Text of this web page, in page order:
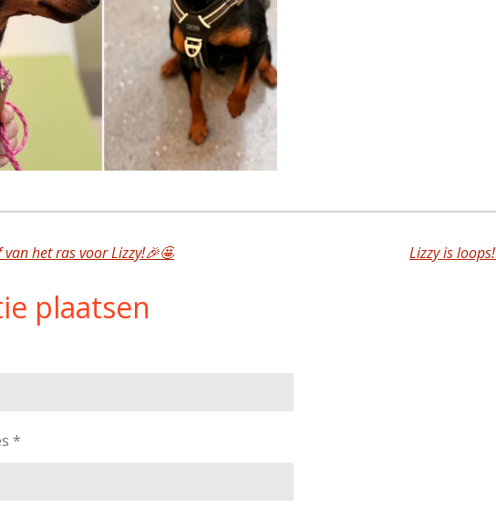
van het ras voor Lizzy!🎉🤩 Lizzy is loops!
plaatsen
*